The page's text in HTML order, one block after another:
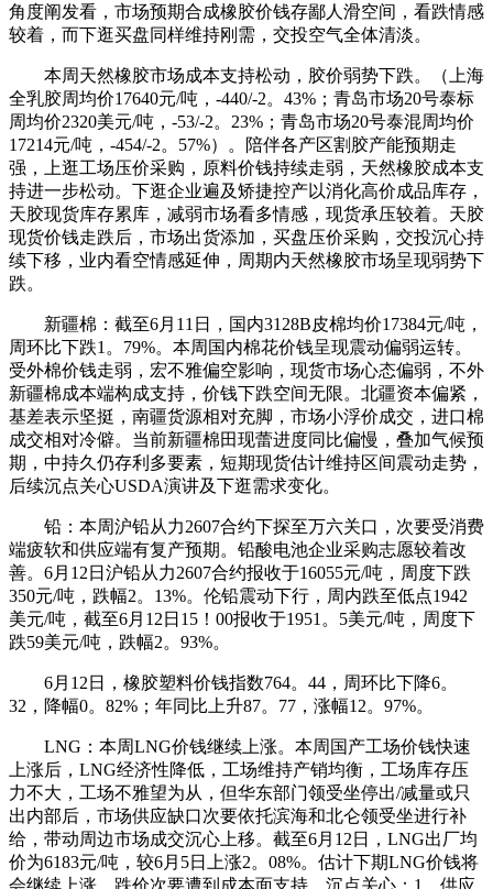
角度阐发看，市场预期合成橡胶价钱存鄙人滑空间，看跌情感
较着，而下逛买盘同样维持刚需，交投空气全体清淡。
本周天然橡胶市场成本支持松动，胶价弱势下跌。（上海
全乳胶周均价17640元/吨，-440/-2。43%；青岛市场20号泰标
周均价2320美元/吨，-53/-2。23%；青岛市场20号泰混周均价
17214元/吨，-454/-2。57%）。陪伴各产区割胶产能预期走
强，上逛工场压价采购，原料价钱持续走弱，天然橡胶成本支
持进一步松动。下逛企业遍及矫捷控产以消化高价成品库存，
天胶现货库存累库，减弱市场看多情感，现货承压较着。天胶
现货价钱走跌后，市场出货添加，买盘压价采购，交投沉心持
续下移，业内看空情感延伸，周期内天然橡胶市场呈现弱势下
跌。
新疆棉：截至6月11日，国内3128B皮棉均价17384元/吨，
周环比下跌1。79%。本周国内棉花价钱呈现震动偏弱运转。
受外棉价钱走弱，宏不雅偏空影响，现货市场心态偏弱，不外
新疆棉成本端构成支持，价钱下跌空间无限。北疆资本偏紧，
基差表示坚挺，南疆货源相对充脚，市场小浮价成交，进口棉
成交相对冷僻。当前新疆棉田现蕾进度同比偏慢，叠加气候预
期，中持久仍存利多要素，短期现货估计维持区间震动走势，
后续沉点关心USDA演讲及下逛需求变化。
铅：本周沪铅从力2607合约下探至万六关口，次要受消费
端疲软和供应端有复产预期。铅酸电池企业采购志愿较着改
善。6月12日沪铅从力2607合约报收于16055元/吨，周度下跌
350元/吨，跌幅2。13%。伦铅震动下行，周内跌至低点1942
美元/吨，截至6月12日15！00报收于1951。5美元/吨，周度下
跌59美元/吨，跌幅2。93%。
6月12日，橡胶塑料价钱指数764。44，周环比下降6。
32，降幅0。82%；年同比上升87。77，涨幅12。97%。
LNG：本周LNG价钱继续上涨。本周国产工场价钱快速
上涨后，LNG经济性降低，工场维持产销均衡，工场库存压
力不大，工场不雅望为从，但华东部门领受坐停出/减量或只
出内部后，市场供应缺口次要依托滨海和北仑领受坐进行补
给，带动周边市场成交沉心上移。截至6月12日，LNG出厂均
价为6183元/吨，较6月5日上涨2。08%。估计下期LNG价钱将
会继续上涨，跌价次要遭到成本面支持。沉点关心：1、供应